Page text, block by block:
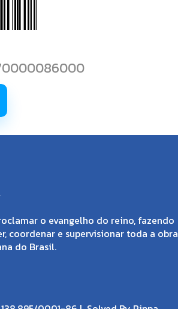
o evangelho do reino, fazendo
coordenar e supervisionar toda a obra
do Brasil.